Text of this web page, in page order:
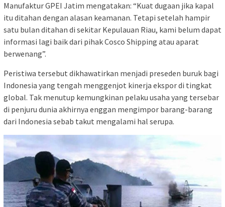
Manufaktur GPEI Jatim mengatakan: “Kuat dugaan jika kapal
itu ditahan dengan alasan keamanan. Tetapi setelah hampir
satu bulan ditahan di sekitar Kepulauan Riau, kami belum dapat
informasi lagi baik dari pihak Cosco Shipping atau aparat
berwenang”.
Peristiwa tersebut dikhawatirkan menjadi preseden buruk bagi
Indonesia yang tengah menggenjot kinerja ekspor di tingkat
global. Tak menutup kemungkinan pelaku usaha yang tersebar
di penjuru dunia akhirnya enggan mengimpor barang-barang
dari Indonesia sebab takut mengalami hal serupa.